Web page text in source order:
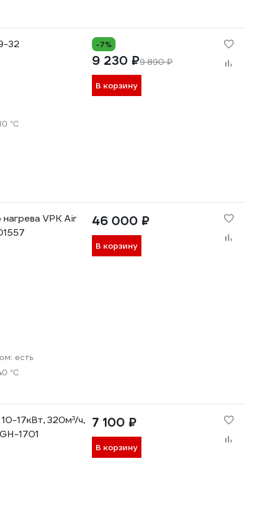
32
°С
-7%
9 230 ₽9 890 ₽
В корзину
VPK Air
есть
°С
46 000 ₽
В корзину
17кВт, 320м³/ч,
1701
7 100 ₽
В корзину